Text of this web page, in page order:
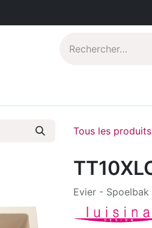
Tous les produits
Evier - Spoelbak